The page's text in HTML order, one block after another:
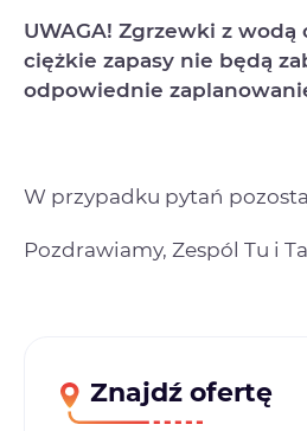
UWAGA! Zgrzewki z wodą
ciężkie zapasy nie będą
odpowiednie
W przypadku pytań
Pozdrawiamy, Zespól Tu i
Znajdź ofertę